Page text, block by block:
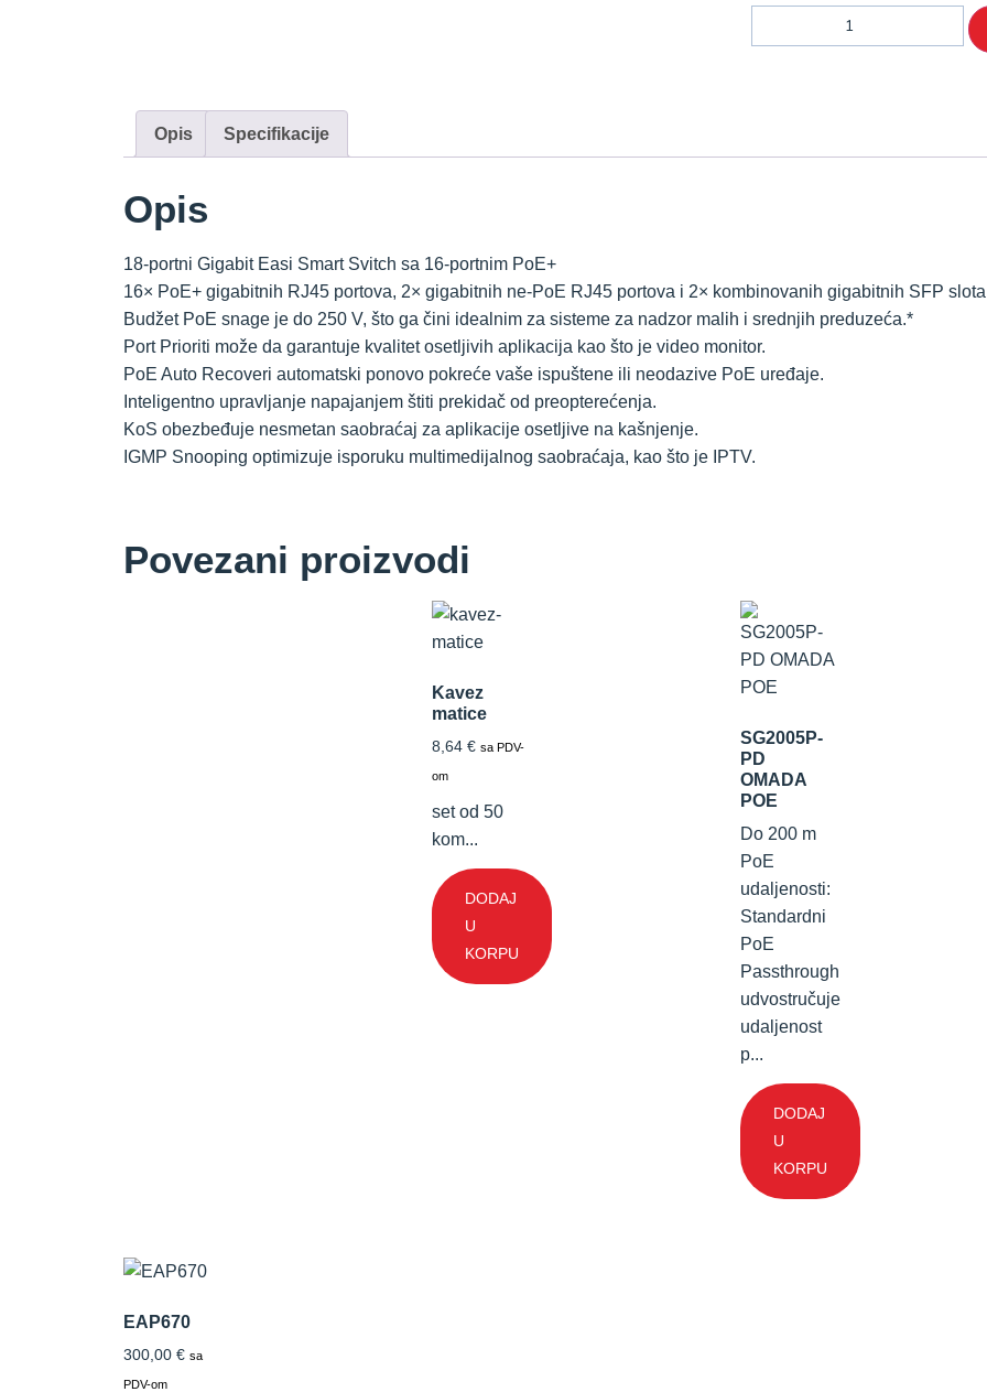
Opis Specifikacije
Opis
18-portni Gigabit Easi Smart Svitch sa 16-portnim PoE+
16× PoE+ gigabitnih RJ45 portova, 2× gigabitnih ne-PoE RJ45 portova i 2× kombinovanih gigabitnih SFP
Budžet PoE snage je do 250 V, što ga čini idealnim za sisteme za nadzor malih i srednjih preduzeća.*
Port Prioriti može da garantuje kvalitet osetljivih aplikacija kao što je video monitor.
PoE Auto Recoveri automatski ponovo pokreće vaše ispuštene ili neodazive PoE uređaje.
Inteligentno upravljanje napajanjem štiti prekidač od preopterećenja.
KoS obezbeđuje nesmetan saobraćaj za aplikacije osetljive na kašnjenje.
IGMP Snooping optimizuje isporuku multimedijalnog saobraćaja, kao što je IPTV.
Povezani proizvodi
Kavez
matice
8,64 € sa PDV-
om
set od 50
kom...
DODAJ
U
KORPU
SG2005P-
PD
OMADA
POE
Do 200 m
PoE
udaljenosti:
Standardni
PoE
Passthrough
udvostručuje
udaljenost
p...
DODAJ
U
KORPU
EAP670
300,00 € sa
PDV-om